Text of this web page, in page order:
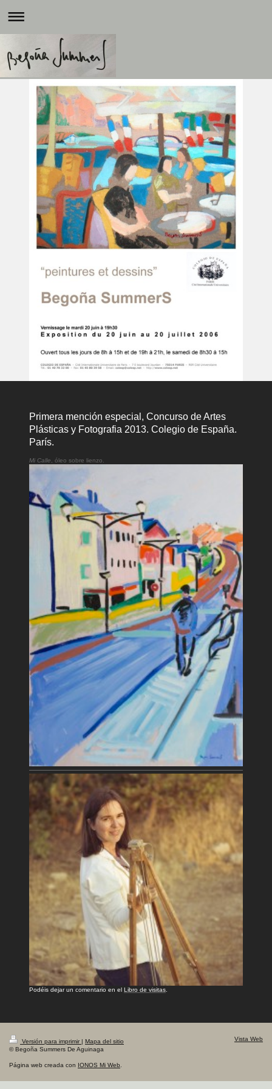
Primera mención especial, Concurso de Artes
Plásticas y Fotografia 2013. Colegio de España.
París.
Mi Calle , óleo sobre lienzo.
Podéis dejar un comentario en el Libro de visitas
Versión para imprimir | Mapa del sitio
© Begoña Summers De Aguinaga
Página web creada con IONOS Mi Web
Vista Web